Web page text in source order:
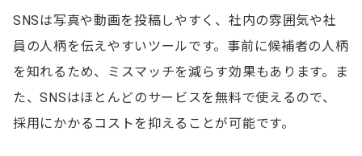
SNSは写真や動画を投稿しやすく、社内の雰囲気や社
員の人柄を伝えやすいツールです。事前に候補者の人柄
を知れるため、ミスマッチを減らす効果もあります。ま
た、SNSはほとんどのサービスを無料で使えるので、
採用にかかるコストを抑えることが可能です。